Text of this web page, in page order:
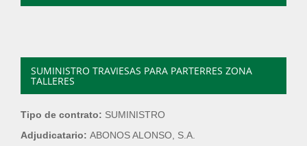
SUMINISTRO TRAVIESAS PARA PARTERRES ZONA
TALLERES
Tipo de contrato: SUMINISTRO
Adjudicatario: ABONOS ALONSO, S.A.